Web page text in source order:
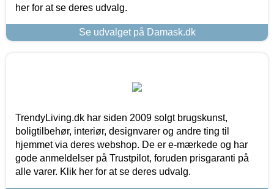
her for at se deres udvalg.
Se udvalget på Damask.dk
TrendyLiving.dk har siden 2009 solgt brugskunst,
boligtilbehør, interiør, designvarer og andre ting til
hjemmet via deres webshop. De er e-mærkede og har
gode anmeldelser på Trustpilot, foruden prisgaranti på
alle varer. Klik her for at se deres udvalg.